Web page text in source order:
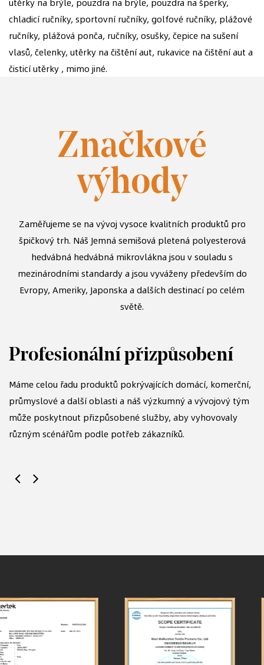
chladicí ručníky, sportovní ručníky, golfové ručníky, plážové
ručníky, plážová ponča, ručníky, osušky, čepice na sušení
vlasů, čelenky, utěrky na čištění aut, rukavice na čištění aut a
čisticí utěrky , mimo jiné.
Značkové
výhody
Zaměřujeme se na vývoj vysoce kvalitních produktů pro
špičkový trh. Náš Jemná semišová pletená polyesterová
hedvábná hedvábná mikrovlákna jsou v souladu s
mezinárodními standardy a jsou vyváženy především do
Evropy, Ameriky, Japonska a dalších destinací po celém
světě.
Profesionální přizpůsobení
Máme celou řadu produktů pokrývajících domácí, komerční,
průmyslové a další oblasti a náš výzkumný a vývojový tým
může poskytnout přizpůsobené služby, aby vyhovovaly
různým scénářům podle potřeb zákazníků.